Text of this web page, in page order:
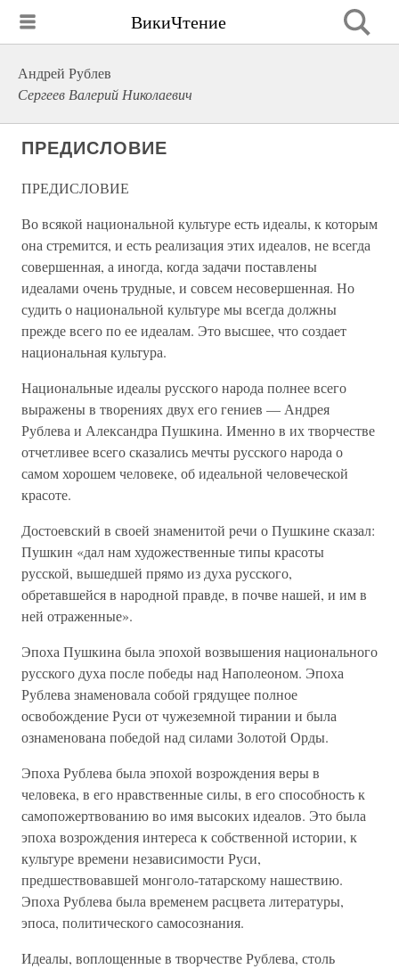
ВикиЧтение
Андрей Рублев
Сергеев Валерий Николаевич
ПРЕДИСЛОВИЕ
ПРЕДИСЛОВИЕ
Во всякой национальной культуре есть идеалы, к которым
она стремится, и есть реализация этих идеалов, не всегда
совершенная, а иногда, когда задачи поставлены
идеалами очень трудные, и совсем несовершенная. Но
судить о национальной культуре мы всегда должны
прежде всего по ее идеалам. Это высшее, что создает
национальная культура.
Национальные идеалы русского народа полнее всего
выражены в творениях двух его гениев — Андрея
Рублева и Александра Пушкина. Именно в их творчестве
отчетливее всего сказались мечты русского народа о
самом хорошем человеке, об идеальной человеческой
красоте.
Достоевский в своей знаменитой речи о Пушкине сказал:
Пушкин «дал нам художественные типы красоты
русской, вышедшей прямо из духа русского,
обретавшейся в народной правде, в почве нашей, и им в
ней отраженные».
Эпоха Пушкина была эпохой возвышения национального
русского духа после победы над Наполеоном. Эпоха
Рублева знаменовала собой грядущее полное
освобождение Руси от чужеземной тирании и была
ознаменована победой над силами Золотой Орды.
Эпоха Рублева была эпохой возрождения веры в
человека, в его нравственные силы, в его способность к
самопожертвованию во имя высоких идеалов. Это была
эпоха возрождения интереса к собственной истории, к
культуре времени независимости Руси,
предшествовавшей монголо-татарскому нашествию.
Эпоха Рублева была временем расцвета литературы,
эпоса, политического самосознания.
Идеалы, воплощенные в творчестве Рублева, столь